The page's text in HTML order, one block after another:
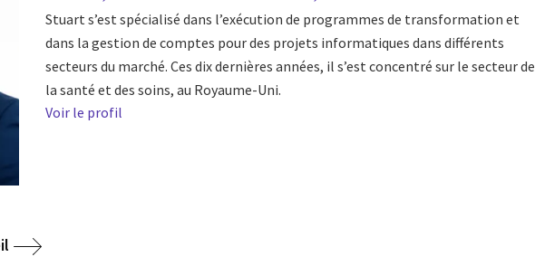
Stuart s’est spécialisé dans l’exécution de programmes de transformation et
dans la gestion de comptes pour des projets informatiques dans différents
secteurs du marché. Ces dix dernières années, il s’est concentré sur le secteur de
la santé et des soins, au Royaume-Uni.
Voir le profil